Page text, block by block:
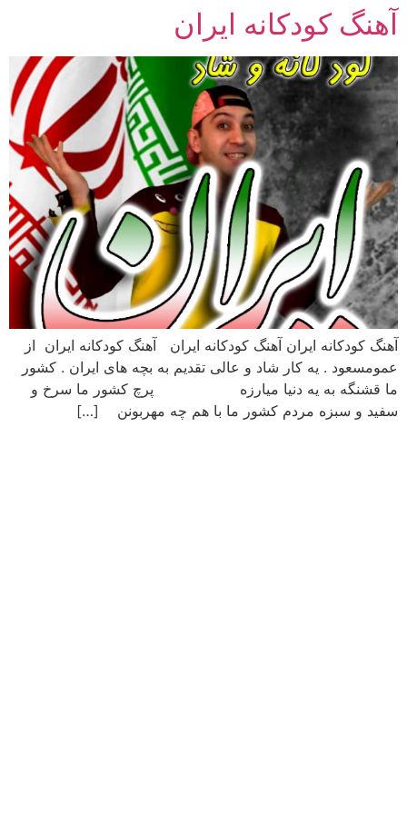
پرش
محتوا
آهنگ کودکانه ایران
آهنگ کودکانه ایران آهنگ کودکانه ایران آهنگ کودکانه ایران از
عمومسعود . یه کار شاد و عالی تقدیم به بچه های ایران . کشور
ما قشنگه به یه دنیا میارزه پرچ کشور ما سرخ و
سفید و سبزه مردم کشور ما با هم چه مهربونن […]